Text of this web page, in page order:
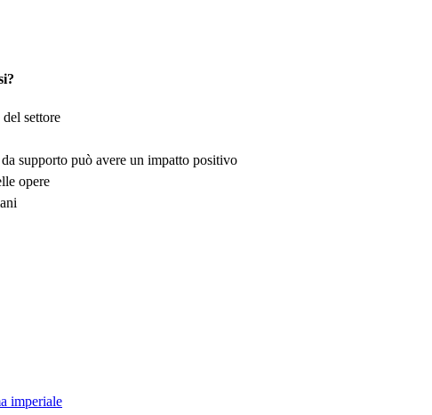
settore
supporto può avere un impatto positivo
opere
imperiale